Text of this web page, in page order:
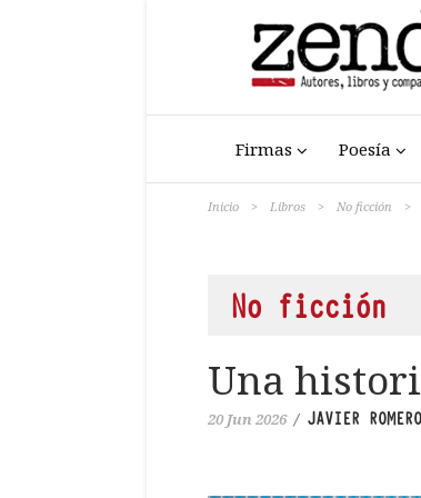
Firmas Poesía
Inicio > Libros > No ficción >
No ficción
Una
20 Jun 2026 / JAVIER